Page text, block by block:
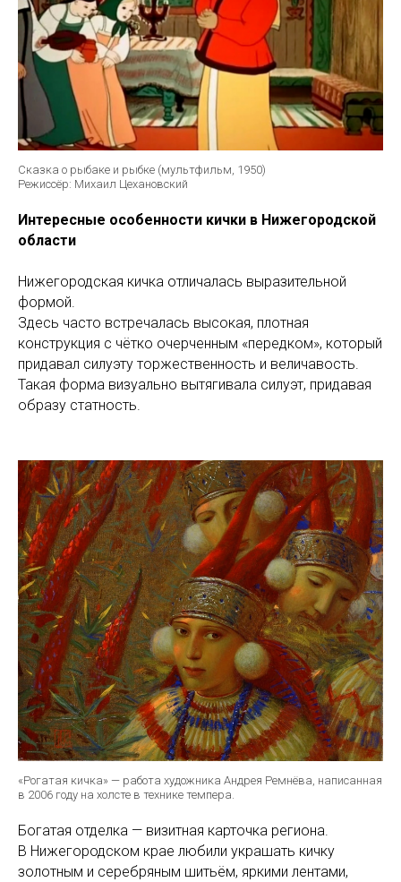
Сказка о рыбаке и рыбке (мультфильм, 1950)
Режиссёр: Михаил Цехановский
Интересные особенности кички в Нижегородской
области
Нижегородская кичка отличалась выразительной
формой.
Здесь часто встречалась высокая, плотная
конструкция с чётко очерченным «передком», который
придавал силуэту торжественность и величавость.
Такая форма визуально вытягивала силуэт, придавая
образу статность.
«Рогатая кичка» — работа художника Андрея Ремнёва, написанная
в 2006 году на холсте в технике темпера.
Богатая отделка — визитная карточка региона.
В Нижегородском крае любили украшать кичку
золотным и серебряным шитьём, яркими лентами,